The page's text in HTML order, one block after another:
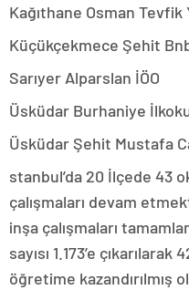
Kağıthane Osman
Küçükçekmece Şehit
Sarıyer Alparslan İÖO
Üsküdar Burhaniye
Üsküdar Şehit Mustafa
stanbul’da 20 İlçede 43
çalışmaları devam
inşa çalışmaları
sayısı 1.173’e
öğretime kazandırılmış